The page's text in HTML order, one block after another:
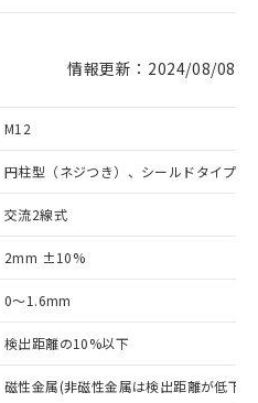
情報更新：2024/08/08
M12
円柱型（ネジつき）、シールドタイプ
交流2線式
2mm ±10%
0～1.6mm
検出距離の10%以下
磁性金属(非磁性金属は検出距離が低下